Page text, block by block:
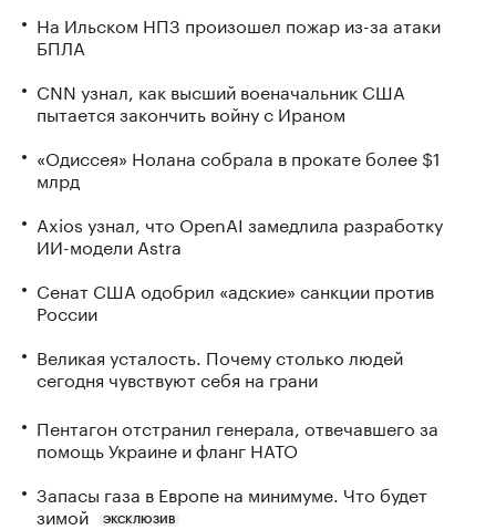
На Ильском НПЗ произошел пожар из-за атаки
БПЛА
CNN узнал, как высший военачальник США
пытается закончить войну с Ираном
«Одиссея» Нолана собрала в прокате более $1
млрд
Axios узнал, что OpenAI замедлила разработку
ИИ-модели Astra
Сенат США одобрил «адские» санкции против
России
Великая усталость. Почему столько людей
сегодня чувствуют себя на грани
Пентагон отстранил генерала, отвечавшего за
помощь Украине и фланг НАТО
Запасы газа в Европе на минимуме. Что будет
зимой
ЭКСКЛЮЗИВ